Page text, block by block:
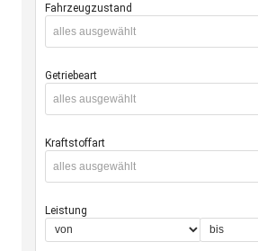
Fahrzeugzustand
alles ausgewählt
Getriebeart
alles ausgewählt
Kraftstoffart
alles ausgewählt
Leistung